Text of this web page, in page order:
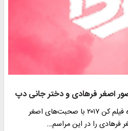
اصغر فرهادی و دختر جانی دپ
شب گذشته زنگ افتتاح جشنواره فیلم کن ۲۰۱۷ با صحبت‌های اصغر
فرهادی را در این مراسم…